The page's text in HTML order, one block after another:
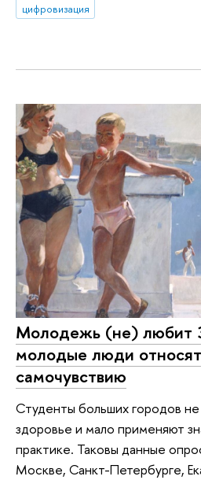
цифровизация
Молодежь (не)
молодые люди
самочувствию
Студенты больших городов
здоровье и мало применяют
практике. Таковы данные
Москве, Санкт-Петербурге,